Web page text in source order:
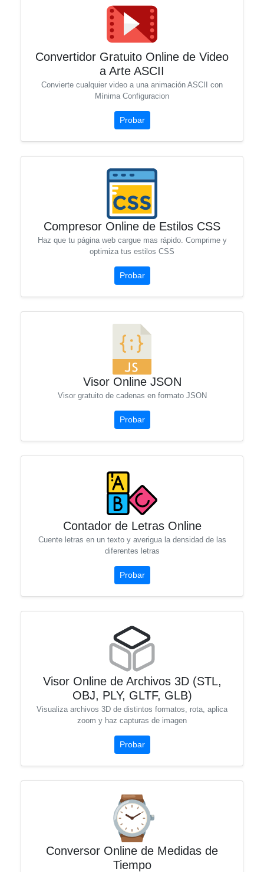
Convertidor Gratuito Online de Video
a Arte ASCII
Convierte cualquier video a una animación ASCII con
Mínima Configuracion
Probar
Compresor Online de Estilos CSS
Haz que tu página web cargue mas rápido. Comprime y
optimiza tus estilos CSS
Probar
Visor Online JSON
Visor gratuito de cadenas en formato JSON
Probar
Contador de Letras Online
Cuente letras en un texto y averigua la densidad de las
diferentes letras
Probar
Visor Online de Archivos 3D (STL,
OBJ, PLY, GLTF, GLB)
Visualiza archivos 3D de distintos formatos, rota, aplica
zoom y haz capturas de imagen
Probar
Conversor Online de Medidas de
Tiempo